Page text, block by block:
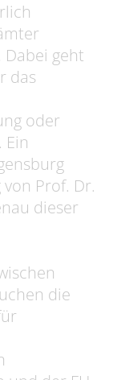
geht
das
oder
Prof. Dr.
dieser
die